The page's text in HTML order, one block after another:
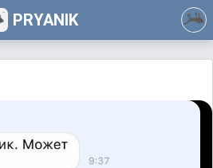
PRYANIK